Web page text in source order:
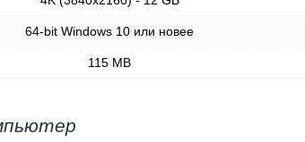
64-bit Windows 10 или новее
115 MB